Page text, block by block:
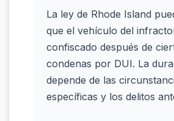
La ley de Rhode Island
que el vehículo del
confiscado después de
condenas por DUI. La
depende de las
específicas y los delitos